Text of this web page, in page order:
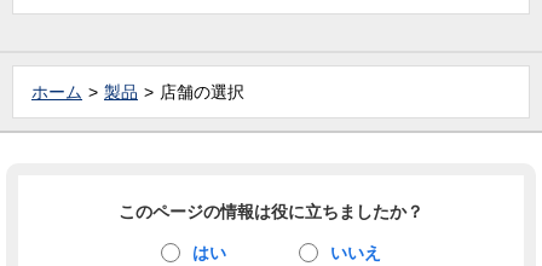
ホーム 製品 店舗の選択
このページの情報は役に立ちましたか？
はい いいえ